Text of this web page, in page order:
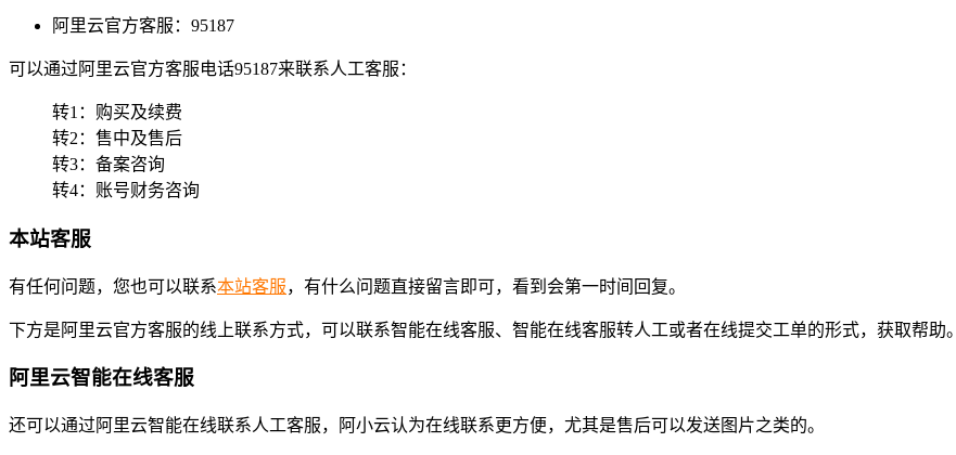
阿里云官方客服：95187
可以通过阿里云官方客服电话95187来联系人工客服：
转1：购买及续费
转2：售中及售后
转3：备案咨询
转4：账号财务咨询
本站客服
有任何问题，您也可以联系本站客服，有什么问题直接留言即可，看到会第一时间回复。
下方是阿里云官方客服的线上联系方式，可以联系智能在线客服、智能在线客服转人工或者在线提交工单的形式，获取帮助。
阿里云智能在线客服
还可以通过阿里云智能在线联系人工客服，阿小云认为在线联系更方便，尤其是售后可以发送图片之类的。